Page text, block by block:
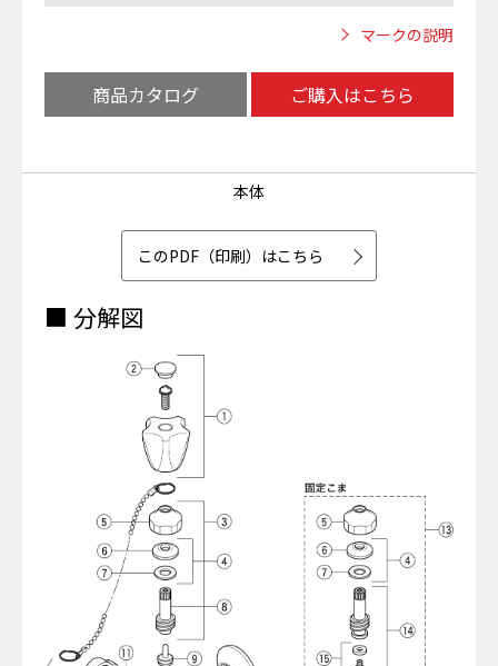
マークの説明
商品カタログ ご購入はこちら
本体
このPDF（印刷）はこちら
■ 分解図